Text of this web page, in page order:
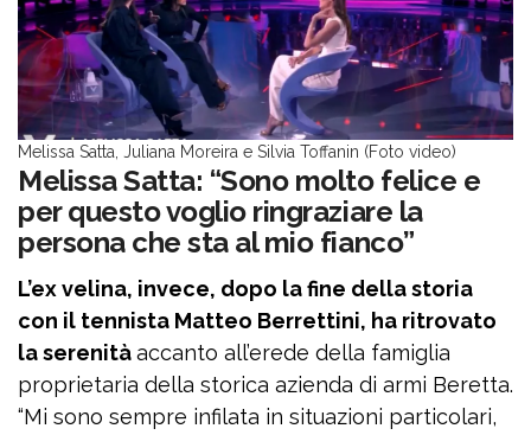
Melissa Satta, Juliana Moreira e Silvia Toffanin (Foto video)
Melissa Satta: “Sono molto felice e
per questo voglio ringraziare la
persona che sta al mio fianco”
L’ex velina, invece, dopo la fine della storia
con il tennista Matteo Berrettini, ha ritrovato
la serenitàaccanto all’erede della famiglia
proprietaria della storica azienda di armi Beretta.
“Mi sono sempre infilata in situazioni particolari,